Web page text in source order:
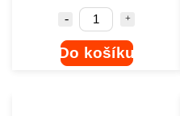
Do košíku